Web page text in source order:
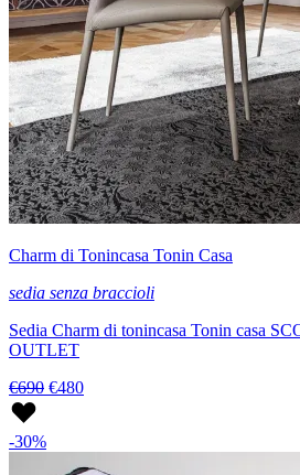
Charm di Tonincasa Tonin Casa
sedia senza braccioli
Sedia Charm di tonincasa Tonin casa
OUTLET
€690 €480
-30%